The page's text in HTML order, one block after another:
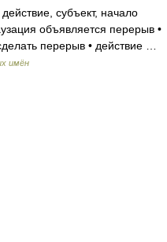
субъект, начало
объявляется перерыв •
перерыв • действие …
имён